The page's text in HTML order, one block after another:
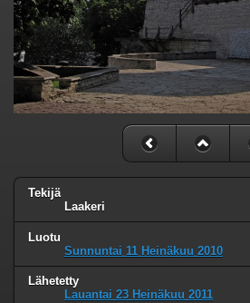
Tekijä
Laakeri
Luotu
Sunnuntai 11 Heinäkuu 2010
Lähetetty
Lauantai 23 Heinäkuu 2011